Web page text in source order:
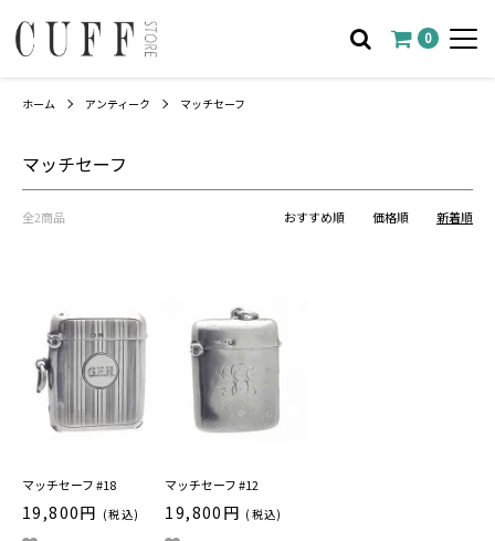
0
ホーム アンティーク マッチセーフ
マッチセーフ
全2商品 おすすめ順 価格順 新着順
マッチセーフ #18
19,800円 (税込)
マッチセーフ #12
19,800円 (税込)